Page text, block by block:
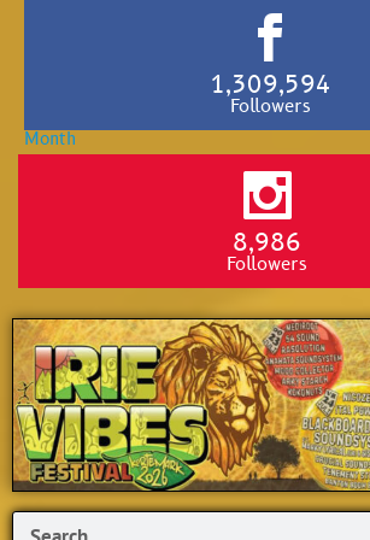
1,309,594
Followers
8,986
Followers
Search